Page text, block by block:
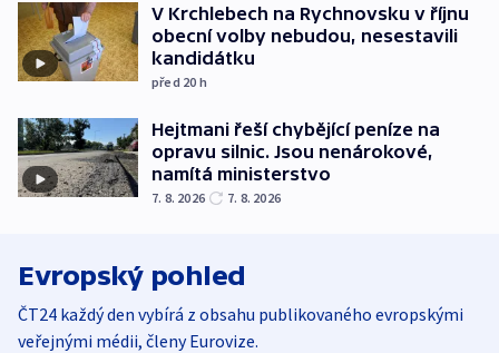
V Krchlebech na Rychnovsku v říjnu
obecní volby nebudou, nesestavili
kandidátku
před 20 h
Hejtmani řeší chybějící peníze na
opravu silnic. Jsou nenárokové,
namítá ministerstvo
7. 8. 2026 7. 8. 2026
Evropský pohled
ČT24 každý den vybírá z obsahu publikovaného evropskými
veřejnými médii, členy Eurovize.